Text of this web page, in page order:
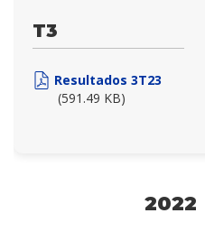
T3
Resultados 3T23
(591.49 KB)
2022